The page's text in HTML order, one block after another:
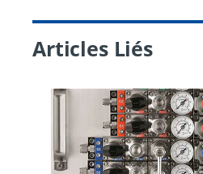
Articles Liés